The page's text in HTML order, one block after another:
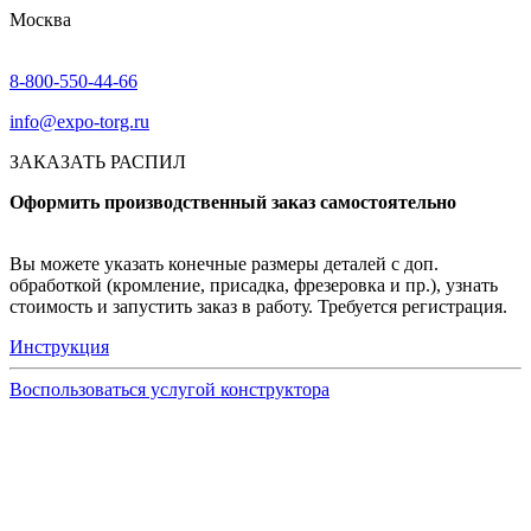
Москва
8-800-550-44-66
info@expo-torg.ru
ЗАКАЗАТЬ РАСПИЛ
Оформить производственный заказ самостоятельно
Вы можете указать конечные размеры деталей с доп.
обработкой (кромление, присадка, фрезеровка и пр.), узнать
стоимость и запустить заказ в работу. Требуется регистрация.
Инструкция
Воспользоваться услугой конструктора